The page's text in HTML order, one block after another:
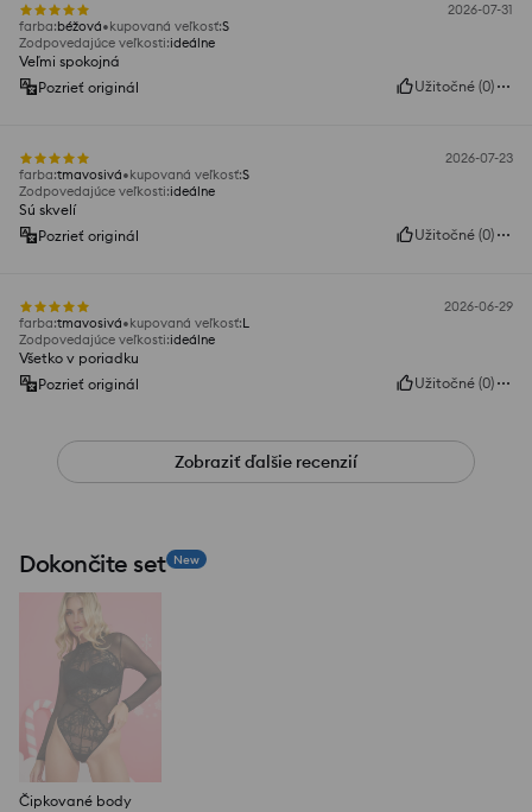
2026-07-31
farba:béžová kupovaná veľkosť:S
Zodpovedajúce veľkosti:ideálne
Veľmi spokojná
Pozrieť originál
Užitočné (0)
2026-07-23
farba:tmavosivá kupovaná veľkosť:S
Zodpovedajúce veľkosti:ideálne
Sú skvelí
Pozrieť originál
Užitočné (0)
2026-06-29
farba:tmavosivá kupovaná veľkosť:L
Zodpovedajúce veľkosti:ideálne
Všetko v poriadku
Pozrieť originál
Užitočné (0)
Zobraziť ďalšie recenzií
Dokončite set New
Čipkované body